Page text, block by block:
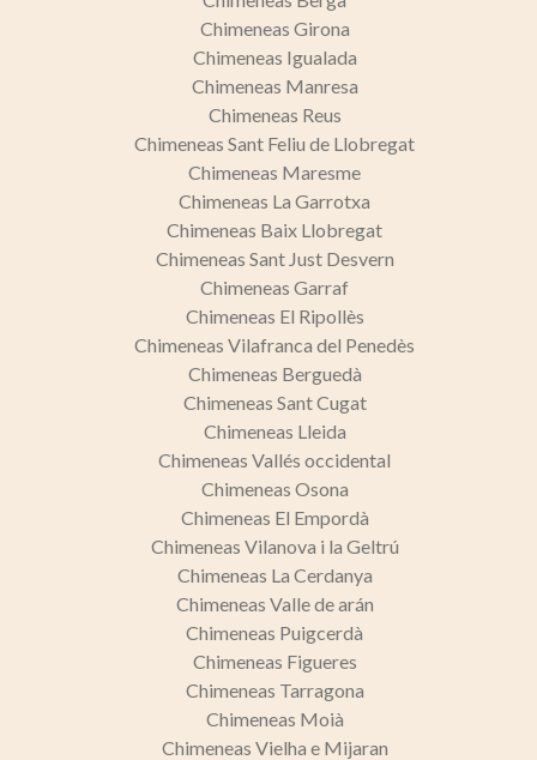
Chimeneas Girona
Chimeneas Igualada
Chimeneas Manresa
Chimeneas Reus
Chimeneas Sant Feliu de Llobregat
Chimeneas Maresme
Chimeneas La Garrotxa
Chimeneas Baix Llobregat
Chimeneas Sant Just Desvern
Chimeneas Garraf
Chimeneas El Ripollès
Chimeneas Vilafranca del Penedès
Chimeneas Berguedà
Chimeneas Sant Cugat
Chimeneas Lleida
Chimeneas Vallés occidental
Chimeneas Osona
Chimeneas El Empordà
Chimeneas Vilanova i la Geltrú
Chimeneas La Cerdanya
Chimeneas Valle de arán
Chimeneas Puigcerdà
Chimeneas Figueres
Chimeneas Tarragona
Chimeneas Moià
Chimeneas Vielha e Mijaran